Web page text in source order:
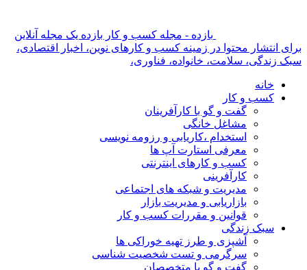
بازده - مجله کسب و کار بازده یک مجله آنلاین
برای انتشار محتوا در زمینه کسب و کارهای نوین، اخبار اقتصادی،
سبک زندگی، سلامت، خانواده، فناوری،
خانه
کسب و کار
گفت و گو با کارآفرینان
مشاغل خانگی
استخدام ،کاریابی و رزومه نویسی
معرفی استارت آپ ها
کسب و کارهای اینترنتی
کارآفرینی
مدیریت و شبکه های اجتماعی
بازاریابی و مدیریت بازار
قوانین و مقررات کسب و کار
سبک زندگی
آشپزی و طرز تهیه خوراکی ها
سرگرمی و تست شخصیت شناسی
گفت و گو با متخصصان